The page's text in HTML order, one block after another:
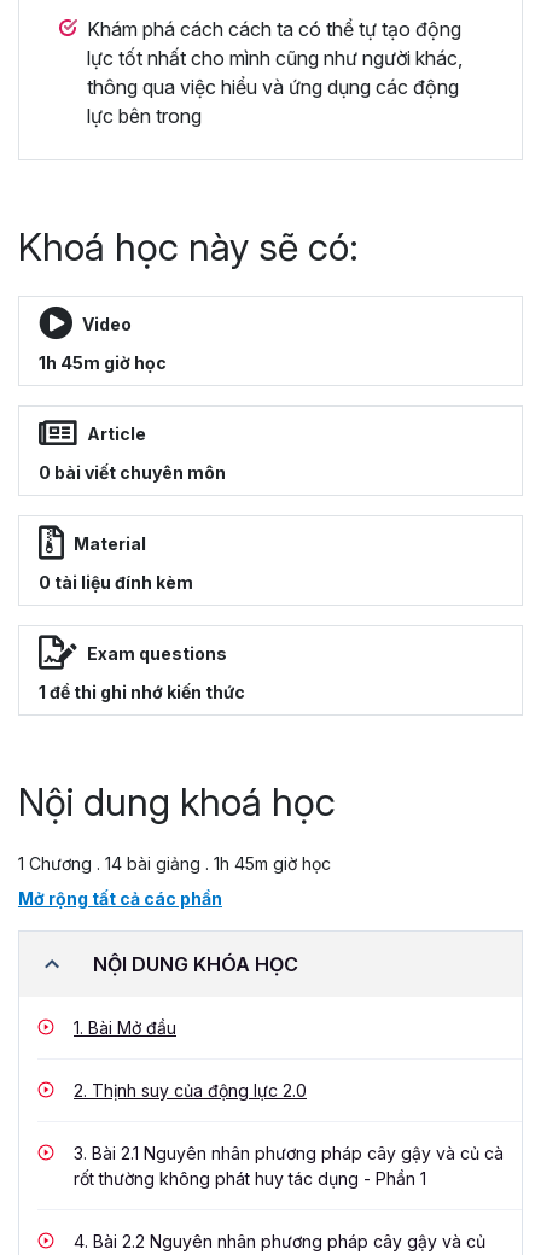
Khám phá cách cách ta có thể tự tạo động
lực tốt nhất cho mình cũng như người khác,
thông qua việc hiểu và ứng dụng các động
lực bên trong
Khoá học này sẽ có:
Video
1h 45m giờ học
Article
0 bài viết chuyên môn
Material
0 tài liệu đính kèm
Exam questions
1 đề thi ghi nhớ kiến thức
Nội dung khoá học
1 Chương . 14 bài giảng . 1h 45m giờ học
Mở rộng tất cả các phần
NỘI DUNG KHÓA HỌC
1. Bài Mở đầu
2. Thịnh suy của động lực 2.0
3. Bài 2.1 Nguyên nhân phương pháp cây gậy và củ cà
rốt thường không phát huy tác dụng - Phần 1
4. Bài 2.2 Nguyên nhân phương pháp cây gậy và củ